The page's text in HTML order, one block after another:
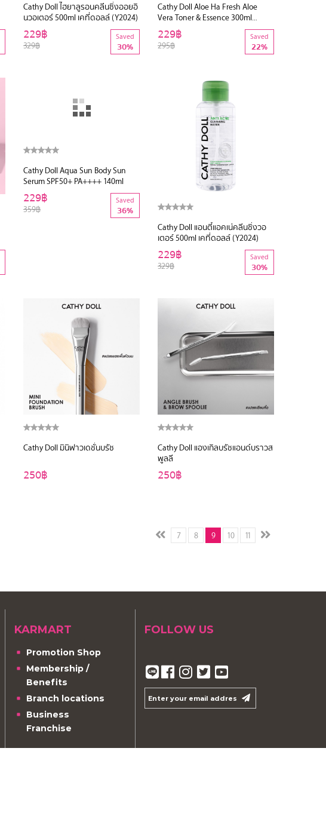
Cathy Doll ไฮยาลูรอนคลีนซิ่งออยอิ
นวอเตอร์ 500ml เคที่ดอลล์ (Y2024)
329฿
229฿ Saved
30%
Cathy Doll Aloe Ha Fresh Aloe
Vera Toner & Essence 300ml
(Y2019)
295฿
229฿ Saved
22%
Cathy Doll แอนตี้แอคเน่คลีนซิ่งวอ
เตอร์ 500ml เคที่ดอลล์ (Y2024)
329฿
229฿ Saved
30%
Cathy Doll มินิฟาวเดชั่นบรัช
250฿
Cathy Doll แองเกิลบรัชแอนด์บราวส
พูลลี
250฿
7 8 9 10 11
KARMART
Promotion Shop
Membership /
Benefits
Branch locations
Business
Franchise
FOLLOW US